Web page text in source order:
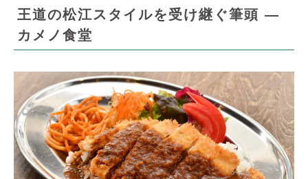
王道の松江スタイルを受け継ぐ筆頭 ―
カメノ食堂